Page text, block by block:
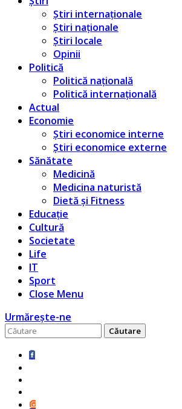
Știri internaționale
Știri naționale
Știri locale
Opinii
Politică
Politică națională
Politică internațională
Actual
Economie
Știri economice interne
Știri economice externe
Sănătate
Medicină
Medicina naturistă
Dietă și Fitness
Educație
Cultură
Societate
Life
IT
Sport
Close Menu
Urmărește-ne
Caută
pentru: